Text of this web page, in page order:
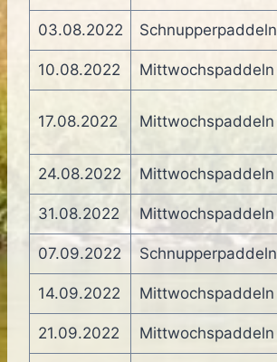
03.08.2022 Schnupperpaddeln
10.08.2022 Mittwochspaddeln
17.08.2022 Mittwochspaddeln
24.08.2022 Mittwochspaddeln
31.08.2022 Mittwochspaddeln
07.09.2022 Schnupperpaddeln
14.09.2022 Mittwochspaddeln
21.09.2022 Mittwochspaddeln